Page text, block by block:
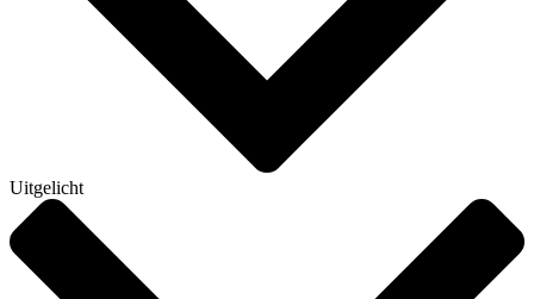
Uitgelicht